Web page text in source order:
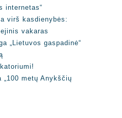
internetas“
virš kasdienybės:
vakaras
„Lietuvos gaspadinė“
„100 metų Anykščių